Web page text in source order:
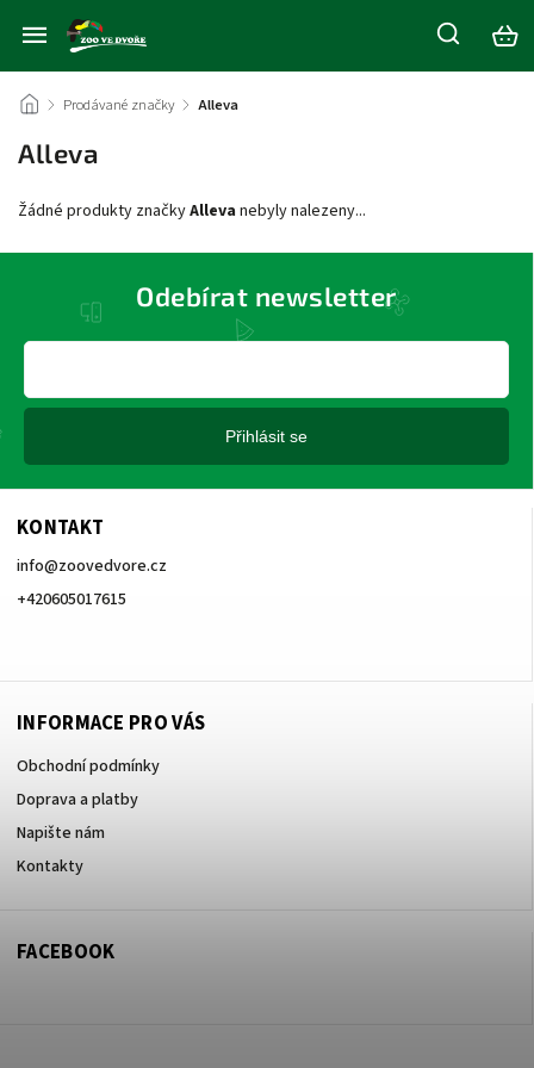
/ Prodávané značky / Alleva
Alleva
Žádné produkty značkyAlleva nebyly nalezeny...
KONTAKT
info@zoovedvore.cz
+420605017615
INFORMACE PRO VÁS
Obchodní podmínky
Doprava a platby
Napište nám
Kontakty
Odebírat newsletter
Přihlásit se
FACEBOOK